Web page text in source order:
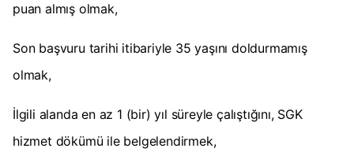
puan almış olmak,
Son başvuru tarihi itibariyle 35 yaşını doldurmamış
olmak,
İlgili alanda en az 1 (bir) yıl süreyle çalıştığını, SGK
hizmet dökümü ile belgelendirmek,